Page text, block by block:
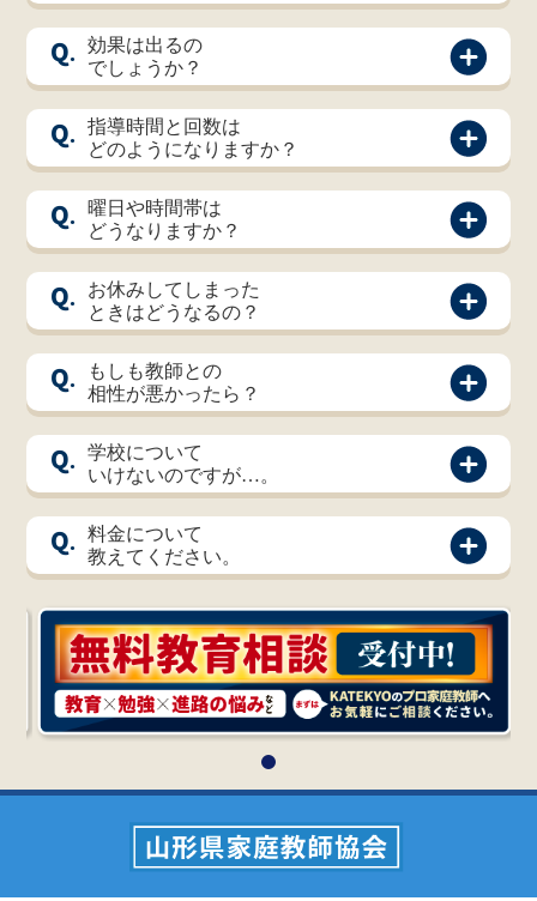
Q.
効果は出るの
でしょうか？
Q.
指導時間と回数は
どのようになりますか？
Q.
曜日や時間帯は
どうなりますか？
Q.
お休みしてしまった
ときはどうなるの？
Q.
もしも教師との
相性が悪かったら？
Q.
学校について
いけないのですが…。
Q.
料金について
教えてください。